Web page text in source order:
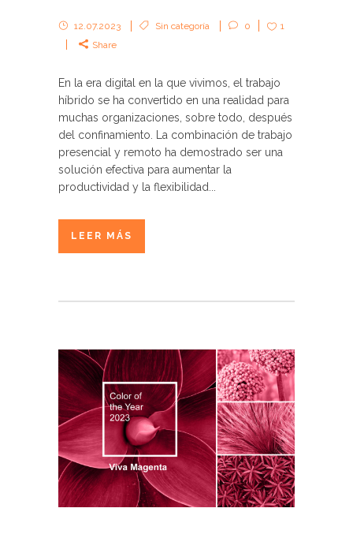
12.07.2023 Sin categoría 0
1
Share
En la era digital en la que vivimos, el trabajo
híbrido se ha convertido en una realidad para
muchas organizaciones, sobre todo, después
del confinamiento. La combinación de trabajo
presencial y remoto ha demostrado ser una
solución efectiva para aumentar la
productividad y la flexibilidad...
LEER MÁS